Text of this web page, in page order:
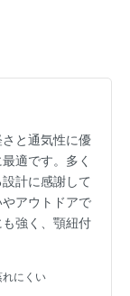
と通気性に優
適です。多く
計に感謝して
アウトドアで
強く、顎紐付
れにくい